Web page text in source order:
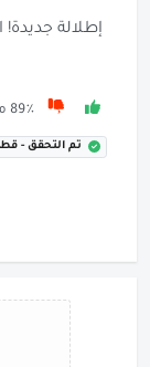
89٪ من 115 يوصون بها
تم التحقق - قطر